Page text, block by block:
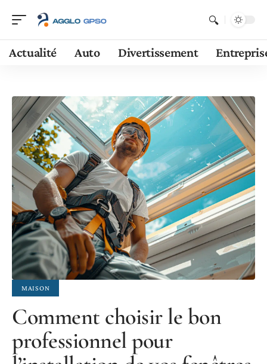
Actualité Auto Divertissement
MAISON
Comment choisir le bon
professionnel pour